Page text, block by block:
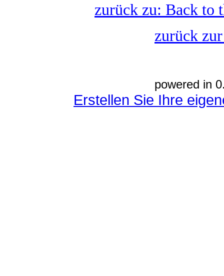
zurück zu: Back to
zurück
powered in
Erstellen Sie Ihre